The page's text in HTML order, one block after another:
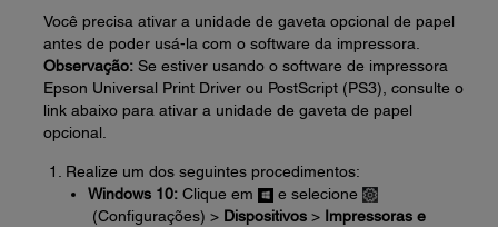
Você precisa ativar a unidade de gaveta opcional de papel
antes de poder usá-la com o software da impressora.
Observação: Se estiver usando o software de impressora
Epson Universal Print Driver ou PostScript (PS3), consulte o
link abaixo para ativar a unidade de gaveta de papel
opcional.
Realize um dos seguintes procedimentos:
Windows 10: Clique em
e selecione
(Configurações) > Dispositivos > Impressoras e